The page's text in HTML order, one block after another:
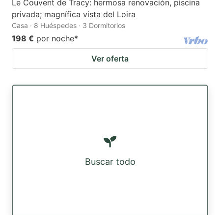
Le Couvent de Tracy: hermosa renovación, piscina
privada; magnífica vista del Loira
Casa · 8 Huéspedes · 3 Dormitorios
198 € por noche*
Ver oferta
Buscar todo